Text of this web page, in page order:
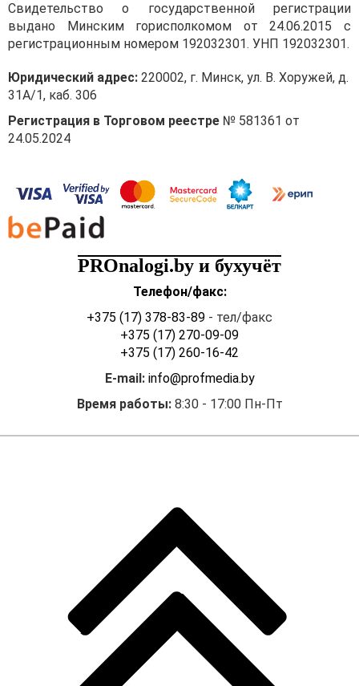
Свидетельство о государственной регистрации
выдано Минским горисполкомом от 24.06.2015 с
регистрационным номером 192032301. УНП 192032301.
Юридический адрес: 220002, г. Минск, ул. В. Хоружей, д.
31А/1, каб. 306
Регистрация в Торговом реестре № 581361 от
24.05.2024
PROnalogi.by и бухучёт
Телефон/факс:
+375 (17) 378-83-89 - тел/факс
+375 (17) 270-09-09
+375 (17) 260-16-42
E-mail: info@profmedia.by
Время работы:8:30 - 17:00 Пн-Пт